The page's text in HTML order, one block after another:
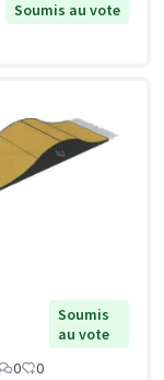
Soumis au vote
Soumis
au vote
0 0